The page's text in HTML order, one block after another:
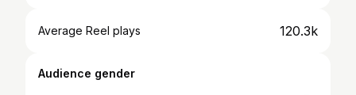
Average Reel plays 120.3k
Audience gender